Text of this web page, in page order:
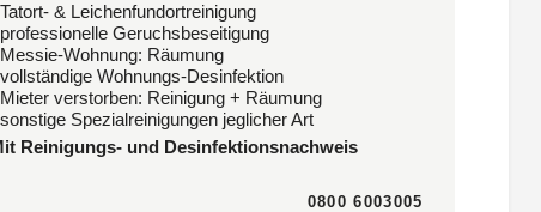
Tatort- & Leichenfundortreinigung
professionelle Geruchsbeseitigung
Messie-Wohnung: Räumung
vollständige Wohnungs-Desinfektion
Mieter verstorben: Reinigung + Räumung
sonstige Spezialreinigungen jeglicher Art
Reinigungs- und Desinfektionsnachweis
0800 6003005